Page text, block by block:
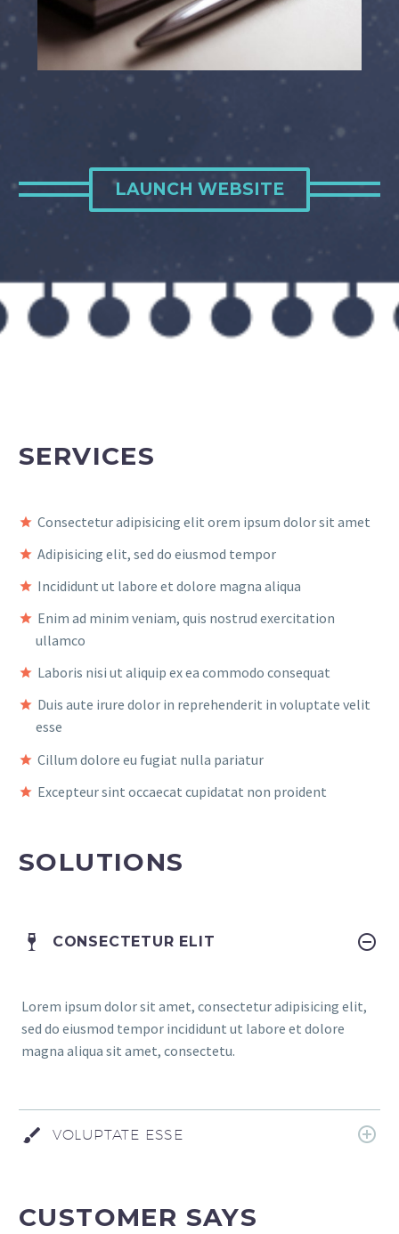
LAUNCH WEBSITE
SERVICES
Consectetur adipisicing elit orem ipsum dolor sit amet
Adipisicing elit, sed do eiusmod tempor
Incididunt ut labore et dolore magna aliqua
Enim ad minim veniam, quis nostrud exercitation
ullamco
Laboris nisi ut aliquip ex ea commodo consequat
Duis aute irure dolor in reprehenderit in voluptate velit
esse
Cillum dolore eu fugiat nulla pariatur
Excepteur sint occaecat cupidatat non proident
SOLUTIONS
CONSECTETUR ELIT
Lorem ipsum dolor sit amet, consectetur adipisicing elit,
sed do eiusmod tempor incididunt ut labore et dolore
magna aliqua sit amet, consectetu.
VOLUPTATE ESSE
CUSTOMER SAYS